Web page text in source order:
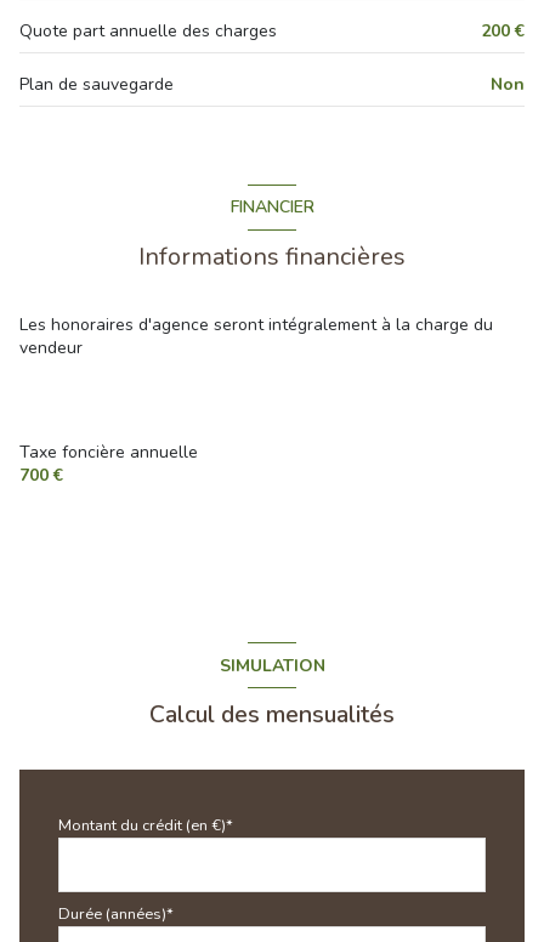
Quote part annuelle des charges 200 €
Plan de sauvegarde Non
FINANCIER
Informations financières
Les honoraires d'agence seront intégralement à la charge du
vendeur
Taxe foncière annuelle
700 €
SIMULATION
Calcul des mensualités
Montant du crédit (en €)*
Durée (années)*